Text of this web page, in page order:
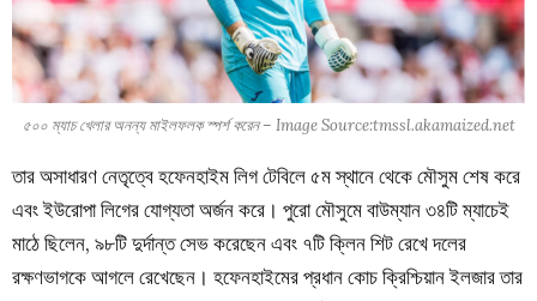
৫০০ ম্যাচ খেলার অনন্য মাইলফলক স্পর্শ করেন – Image Source:tmssl.akamaized.net
তার অসাধারণ নেতৃত্বে হফেনহাইম লিগ টেবিলে ৫ম স্থানে থেকে মৌসুম শেষ করে
এবং ইউরোপা লিগের যোগ্যতা অর্জন করে। পুরো মৌসুমে বাউম্যান ৩৪টি ম্যাচেই
মাঠে ছিলেন, ৯৮টি দুর্দান্ত সেভ করেছেন এবং ৭টি ক্লিন শিট রেখে দলের
রক্ষণভাগকে আগলে রেখেছেন। হফেনহাইমের প্রধান কোচ ক্রিশ্চিয়ান ইলজার তার